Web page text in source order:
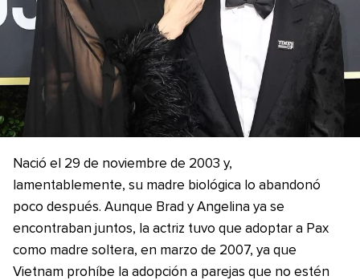
Nació el 29 de noviembre de 2003 y,
lamentablemente, su madre biológica lo abandonó
poco después. Aunque Brad y Angelina ya se
encontraban juntos, la actriz tuvo que adoptar a Pax
como madre soltera, en marzo de 2007, ya que
Vietnam prohíbe la adopción a parejas que no estén